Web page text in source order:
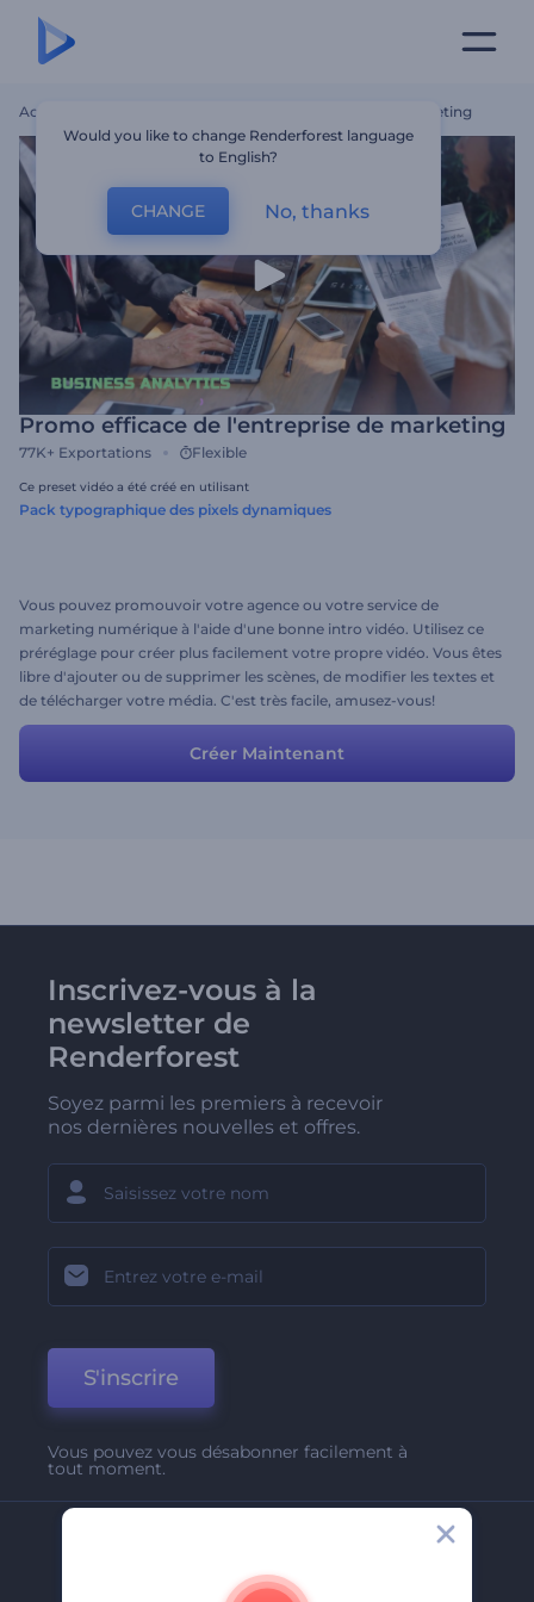
Accueil Promo Efficace De L'entreprise De Marketing
Promo efficace de l'entreprise de marketing
77K+ Exportations Flexible
Ce preset vidéo a été créé en utilisant
Pack typographique des pixels dynamiques
Vous pouvez promouvoir votre agence ou votre service de
marketing numérique à l'aide d'une bonne intro vidéo. Utilisez ce
préréglage pour créer plus facilement votre propre vidéo. Vous êtes
libre d'ajouter ou de supprimer les scènes, de modifier les textes et
de télécharger votre média. C'est très facile, amusez-vous!
Créer Maintenant
Inscrivez-vous à la
newsletter de
Renderforest
Soyez parmi les premiers à recevoir
nos dernières nouvelles et offres.
S'inscrire
Vous pouvez vous désabonner facilement à
tout moment.
A Propos De Nous
Would you like to change Renderforest language
to English?
CHANGE No, thanks